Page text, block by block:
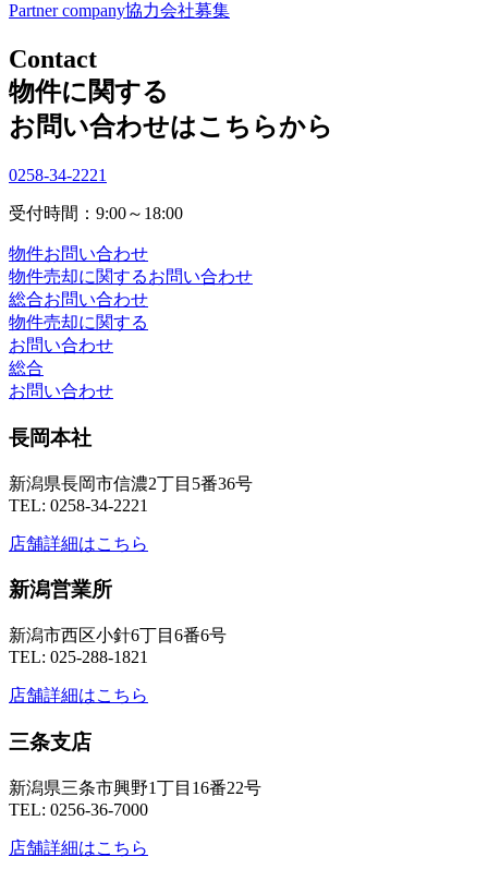
Partner company協力会社募集
Contact
物件に関する
お問い合わせはこちらから
0258-34-2221
受付時間：9:00～18:00
物件お問い合わせ
物件売却に関するお問い合わせ
総合お問い合わせ
物件売却に関する
お問い合わせ
総合
お問い合わせ
長岡本社
新潟県長岡市信濃2丁目5番36号
TEL: 0258-34-2221
店舗詳細はこちら
新潟営業所
新潟市西区小針6丁目6番6号
TEL: 025-288-1821
店舗詳細はこちら
三条支店
新潟県三条市興野1丁目16番22号
TEL: 0256-36-7000
店舗詳細はこちら